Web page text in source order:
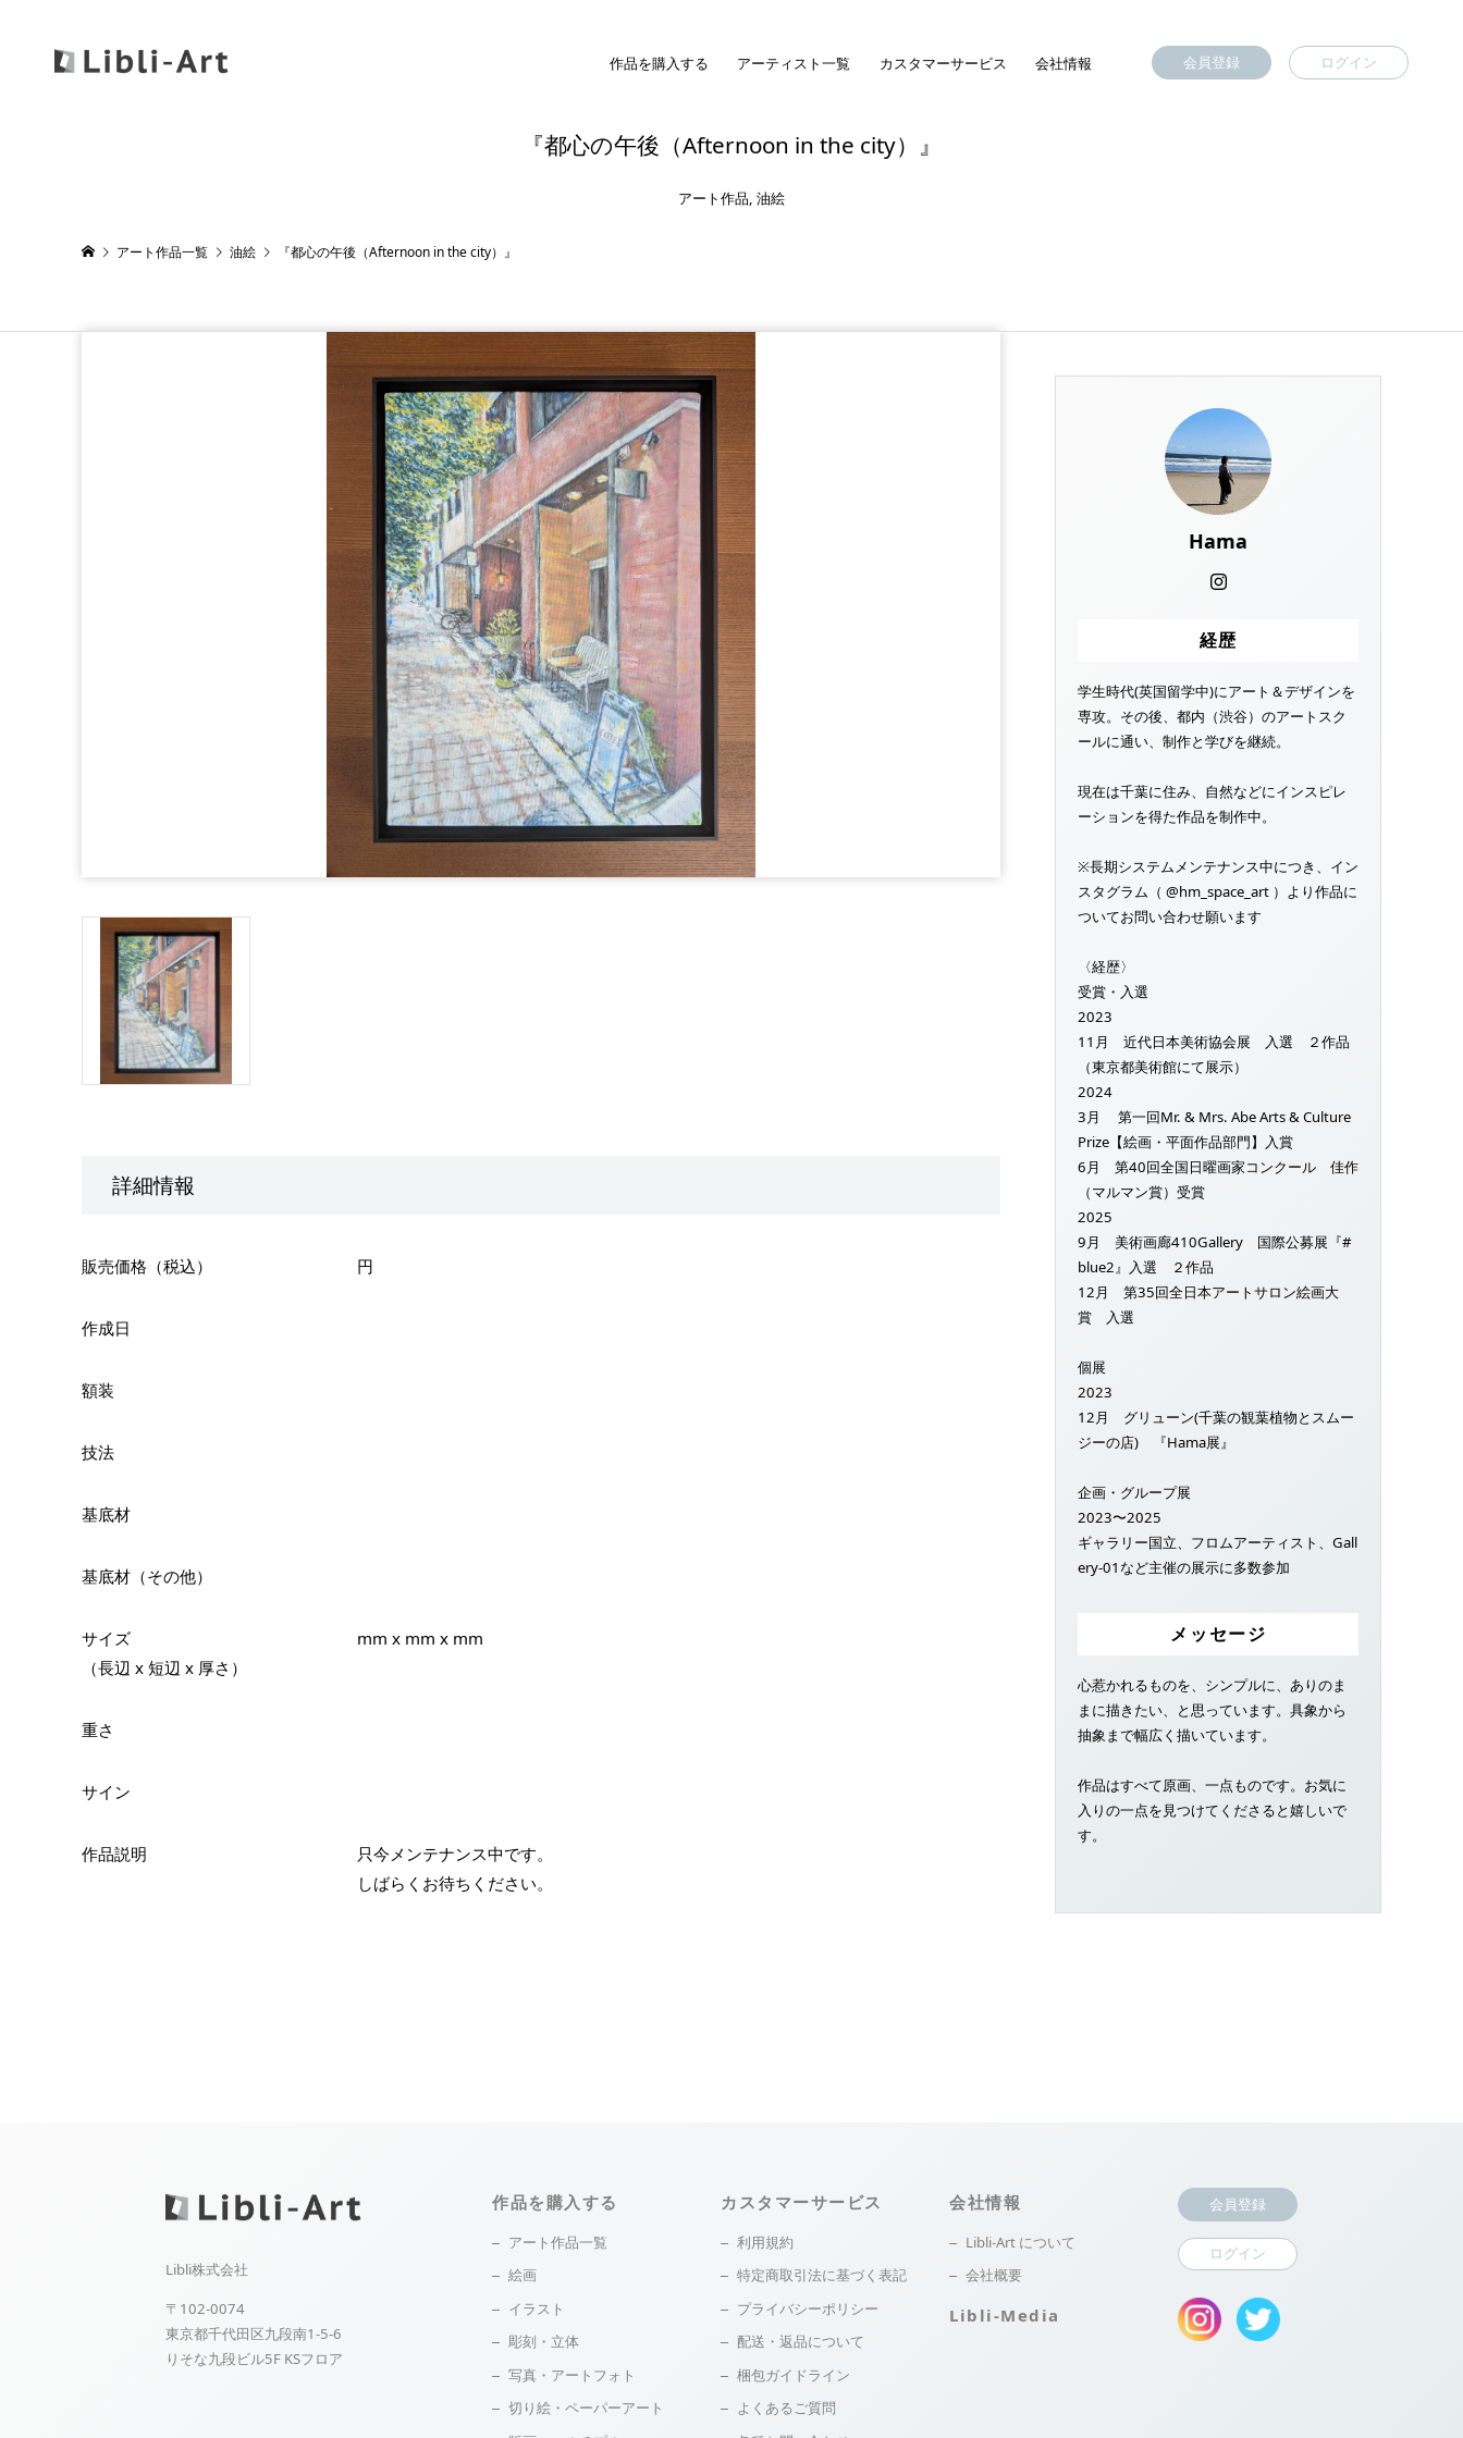
作品を購入する アーティスト一覧 カスタマーサービス 会社情報 会員登録 ログイン
『都心の午後（Afternoon in the city）』
アート作品, 油絵
アート作品一覧 油絵 『都心の午後（Afternoon in the city）』
詳細情報
販売価格（税込） 円
作成日
額装
技法
基底材
基底材（その他）
サイズ
（長辺 x 短辺 x 厚さ）
mm x mm x mm
重さ
サイン
作品説明
只今メンテナンス中です。
しばらくお待ちください。
Hama
経歴
学生時代(英国留学中)にアート＆デザインを
専攻。その後、都内（渋谷）のアートスク
ールに通い、制作と学びを継続。
現在は千葉に住み、自然などにインスピレ
ーションを得た作品を制作中。
※長期システムメンテナンス中につき、イン
スタグラム（ @hm_space_art ）より作品に
ついてお問い合わせ願います
〈経歴〉
受賞・入選
2023
11月 近代日本美術協会展 入選 ２作品
（東京都美術館にて展示）
2024
3月 第一回Mr. & Mrs. Abe Arts & Culture
Prize【絵画・平面作品部門】入賞
6月 第40回全国日曜画家コンクール 佳作
（マルマン賞）受賞
2025
9月 美術画廊410Gallery 国際公募展『#
blue2』入選 ２作品
12月 第35回全日本アートサロン絵画大
賞 入選
個展
2023
12月 グリューン(千葉の観葉植物とスムー
ジーの店) 『Hama展』
企画・グループ展
2023〜2025
ギャラリー国立、フロムアーティスト、Gall
ery-01など主催の展示に多数参加
メッセージ
心惹かれるものを、シンプルに、ありのま
まに描きたい、と思っています。具象から
抽象まで幅広く描いています。
作品はすべて原画、一点ものです。お気に
入りの一点を見つけてくださると嬉しいで
す。
Libli株式会社
〒102-0074
東京都千代田区九段南1-5-6
りそな九段ビル5F KSフロア
作品を購入する
アート作品一覧
絵画
イラスト
彫刻・立体
写真・アートフォト
切り絵・ペーパーアート
カスタマーサービス
利用規約
特定商取引法に基づく表記
プライバシーポリシー
配送・返品について
梱包ガイドライン
よくあるご質問
会社情報
Libli-Art について
会社概要
Libli-Media
会員登録
ログイン